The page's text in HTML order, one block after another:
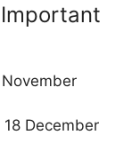
December